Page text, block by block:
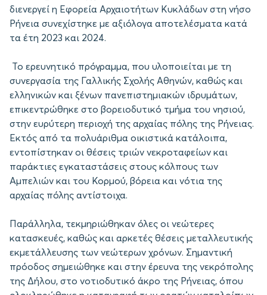
διενεργεί η Εφορεία Αρχαιοτήτων Κυκλάδων στη νήσο
Ρήνεια συνεχίστηκε με αξιόλογα αποτελέσματα κατά
τα έτη 2023 και 2024.
Το ερευνητικό πρόγραμμα, που υλοποιείται με τη
συνεργασία της Γαλλικής Σχολής Αθηνών, καθώς και
ελληνικών και ξένων πανεπιστημιακών ιδρυμάτων,
επικεντρώθηκε στο βορειοδυτικό τμήμα του νησιού,
στην ευρύτερη περιοχή της αρχαίας πόλης της Ρήνειας.
Εκτός από τα πολυάριθμα οικιστικά κατάλοιπα,
εντοπίστηκαν οι θέσεις τριών νεκροταφείων και
παράκτιες εγκαταστάσεις στους κόλπους των
Αμπελιών και του Κορμού, βόρεια και νότια της
αρχαίας πόλης αντίστοιχα.
Παράλληλα, τεκμηριώθηκαν όλες οι νεώτερες
κατασκευές, καθώς και αρκετές θέσεις μεταλλευτικής
εκμετάλλευσης των νεώτερων χρόνων. Σημαντική
πρόοδος σημειώθηκε και στην έρευνα της νεκρόπολης
της Δήλου, στο νοτιοδυτικό άκρο της Ρήνειας, όπου